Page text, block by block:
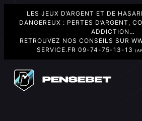
LES JEUX D’ARGENT ET DE
DANGEREUX : PERTES D’ARGENT,
ADDICTION…
RETROUVEZ NOS CONSEILS SUR
SERVICE.FR 09-74-75-13-13
contenu